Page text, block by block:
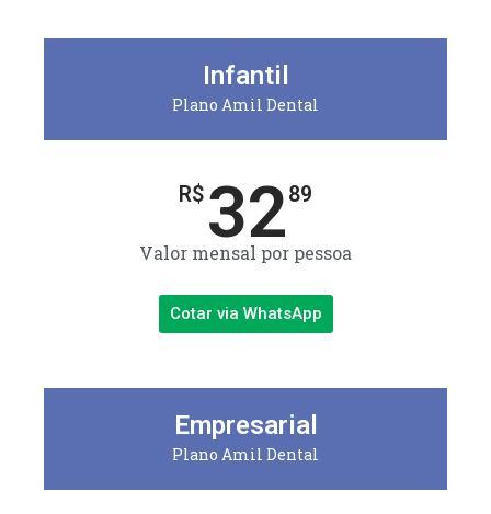
Infantil
Plano Amil Dental
R$ 3289
Valor mensal por pessoa
Cotar via WhatsApp
Empresarial
Plano Amil Dental